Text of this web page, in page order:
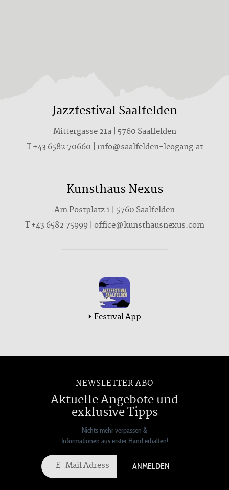
Jazzfestival Saalfelden
Mittergasse 21a | 5760 Saalfelden
T+43 6582 70660 | info@saalfelden-leogang.at
Kunsthaus Nexus
Am Postplatz 1 | 5760 Saalfelden
T+43 6582 75999 | office@kunsthausnexus.com
Festival App
NEWSLETTER ABO
Aktuelle Angebote und
exklusive Tipps
Nichts mehr verpassen &
Informationen aus erster Hand erhalten!
ANMELDEN